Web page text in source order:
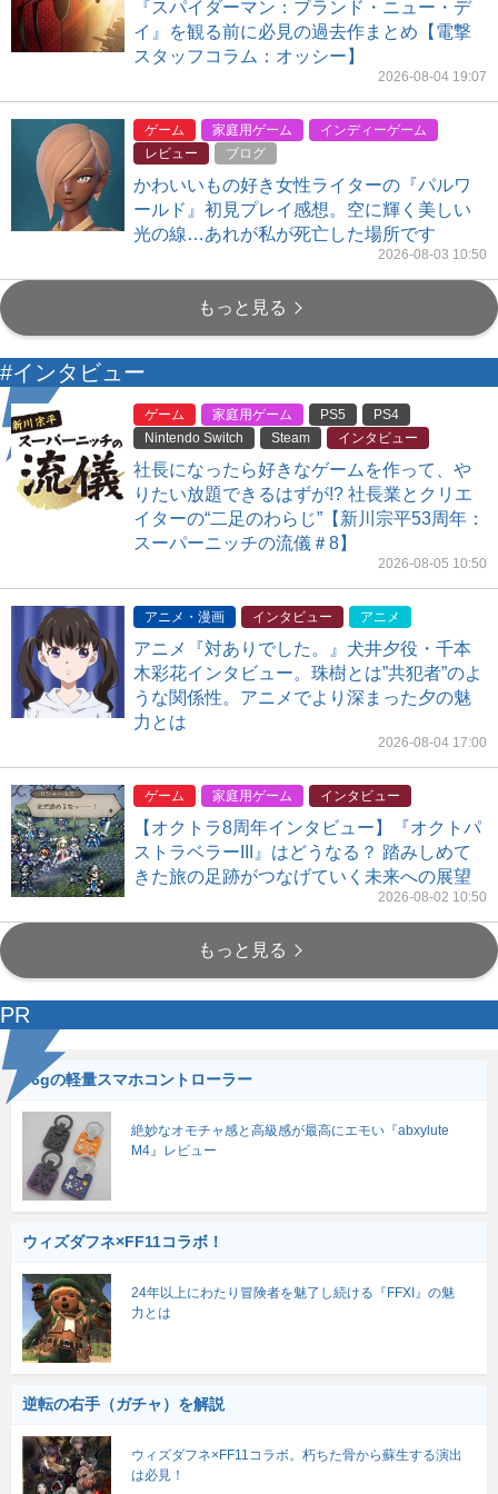
『スパイダーマン：ブランド・ニュー・デ
イ』を観る前に必見の過去作まとめ【電撃
スタッフコラム：オッシー】
2026-08-04 19:07
ゲーム 家庭用ゲーム
インディーゲーム
レビュー
ブログ
かわいいもの好き女性ライターの『パルワ
ールド』初見プレイ感想。空に輝く美しい
光の線…あれが私が死亡した場所です
2026-08-03 10:50
もっと見る
#インタビュー
ゲーム 家庭用ゲーム PS5
PS4
Nintendo Switch
Steam インタビュー
社長になったら好きなゲームを作って、や
りたい放題できるはずが!? 社長業とクリエ
イターの“二足のわらじ”【新川宗平53周年：
スーパーニッチの流儀＃8】
2026-08-05 10:50
アニメ・漫画 インタビュー アニメ
アニメ『対ありでした。』犬井夕役・千本
木彩花インタビュー。珠樹とは”共犯者”のよ
うな関係性。アニメでより深まった夕の魅
力とは
2026-08-04 17:00
ゲーム 家庭用ゲーム インタビュー
【オクトラ8周年インタビュー】『オクトパ
ストラベラーIII』はどうなる？ 踏みしめて
きた旅の足跡がつなげていく未来への展望
2026-08-02 10:50
もっと見る
PR
56gの軽量スマホコントローラー
絶妙なオモチャ感と高級感が最高にエモい『abxylute
M4』レビュー
ウィズダフネ×FF11コラボ！
24年以上にわたり冒険者を魅了し続ける『FFXI』の魅
力とは
逆転の右手（ガチャ）を解説
ウィズダフネ×FF11コラボ。朽ちた骨から蘇生する演出
は必見！